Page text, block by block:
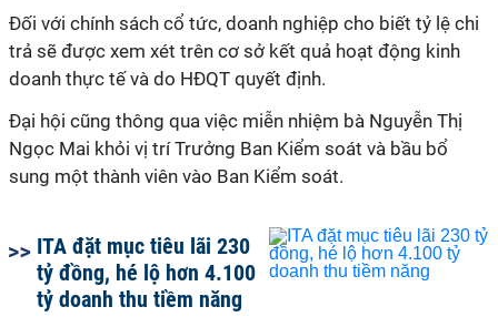
Đối với chính sách cổ tức, doanh nghiệp cho biết tỷ lệ chi
trả sẽ được xem xét trên cơ sở kết quả hoạt động kinh
doanh thực tế và do HĐQT quyết định.
Đại hội cũng thông qua việc miễn nhiệm bà Nguyễn Thị
Ngọc Mai khỏi vị trí Trưởng Ban Kiểm soát và bầu bổ
sung một thành viên vào Ban Kiểm soát.
ITA đặt mục tiêu lãi 230
tỷ đồng, hé lộ hơn 4.100
tỷ doanh thu tiềm năng